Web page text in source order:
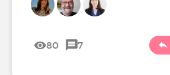
80 7